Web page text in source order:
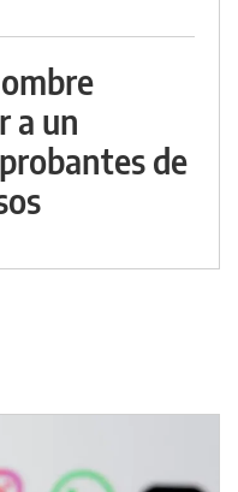
a un
de